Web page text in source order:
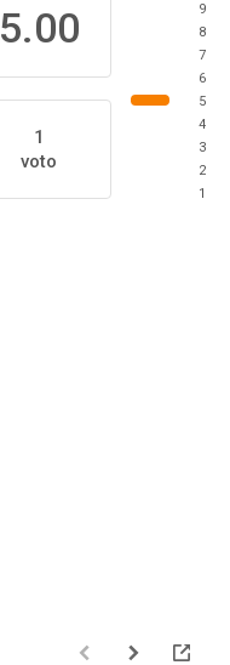
5.00
1
voto
9
8
7
6
5
4
3
2
1